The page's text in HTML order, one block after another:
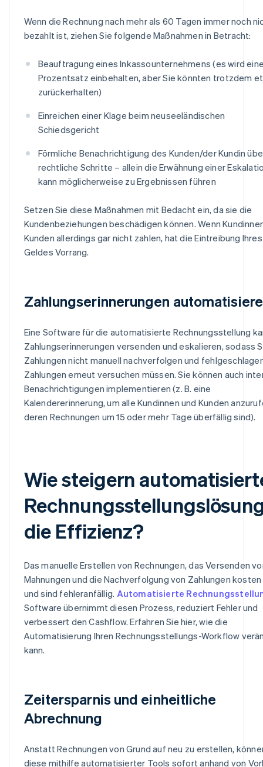
Wenn die Rechnung nach mehr als 60 Tagen immer noch
bezahlt ist, ziehen Sie folgende Maßnahmen in Betracht:
Beauftragung eines Inkassounternehmens (es wird
Prozentsatz einbehalten, aber Sie könnten trotzdem
zurückerhalten)
Einreichen einer Klage beim neuseeländischen
Schiedsgericht
Förmliche Benachrichtigung des Kunden/der Kundin
rechtliche Schritte – allein die Erwähnung einer
kann möglicherweise zu Ergebnissen führen
Setzen Sie diese Maßnahmen mit Bedacht ein, da sie die
Kundenbeziehungen beschädigen können. Wenn
Kunden allerdings gar nicht zahlen, hat die Eintreibung Ihres
Geldes Vorrang.
Zahlungserinnerungen
Eine Software für die automatisierte Rechnungsstellung
Zahlungserinnerungen versenden und eskalieren, sodass
Zahlungen nicht manuell nachverfolgen und
Zahlungen erneut versuchen müssen. Sie können auch
Benachrichtigungen implementieren (z. B. eine
Kalendererinnerung, um alle Kundinnen und Kunden
deren Rechnungen um 15 oder mehr Tage überfällig sind).
Wie steigern
die Effizienz?
Das manuelle Erstellen von Rechnungen, das Versenden
Mahnungen und die Nachverfolgung von Zahlungen
und sind fehleranfällig. Automatisierte
Software übernimmt diesen Prozess, reduziert Fehler und
verbessert den Cashflow. Erfahren Sie hier, wie die
Automatisierung Ihren Rechnungsstellungs-Workflow
kann.
Zeitersparnis und einheitliche
Abrechnung
Anstatt Rechnungen von Grund auf neu zu erstellen,
diese mithilfe automatisierter Tools sofort anhand von